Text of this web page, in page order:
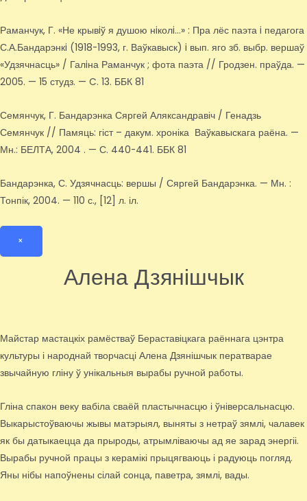
Раманчук, Г. «Не крывiў я душою нiколi…» : Пра лёс паэта i педагога
С.А.Бандарэнкi (1918-1993, г. Ваўкавыск) i вып. яго зб. выбр. вершаў
«Удзячнасць» / Галiна Раманчук ; фота паэта // Гродзен. праўда. —
2005. — 15 студз. — C. 13. ББК 81
Семянчук, Г. Бандарэнка Сяргей Аляксандравіч / Генадзь
Семянчук // Памяць: гіст – дакум. хроніка Ваўкавыскага раёна. —
Мн.: БЕЛТА, 2004 . — С. 440-441. ББК 81
Бандарэнка, С. Удзячнасць: вершы / Сяргей Бандарэнка. — Мн. :
Тонпік, 2004. — 110 с., [12] л. іл.
×
Алена Дзянішчык
Майстар мастацкіх рамёстваў Бераставіцкага раённага цэнтра
культуры і народнай творчасці Алена Дзянішчык ператварае
звычайную гліну ў унікальныя вырабы ручной работы.
Гліна спакон веку вабіла сваёй пластычнасцю і ўніверсальнасцю.
Выкарыстоўваючы жывы матэрыял, выняты з нетраў зямлі, чалавек
як бы датыкаецца да прыроды, атрымліваючы ад яе зарад энергіі.
Вырабы ручной працы з керамікі прыцягваюць і радуюць погляд.
Яны нібы напоўнены сілай сонца, паветра, зямлі, вады.